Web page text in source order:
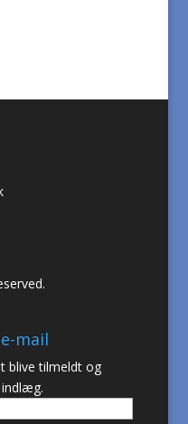
mail
blive tilmeldt og